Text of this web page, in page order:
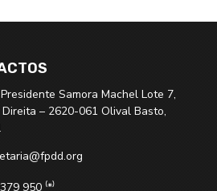
Samora Machel Lote 7,
Direita – 2620-061 Olival Basto,
950 ⁽*⁾